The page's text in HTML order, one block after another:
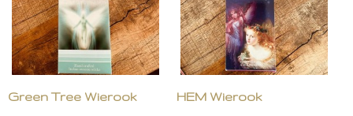
Green Tree Wierook HEM Wierook